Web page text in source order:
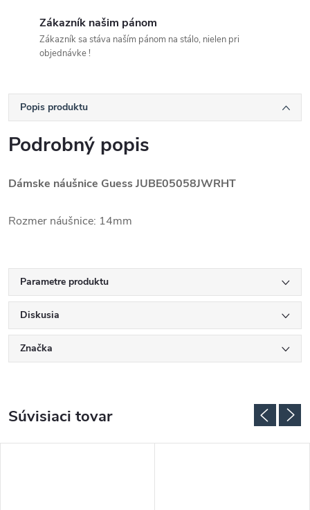
Zákazník našim pánom
Zákazník sa stáva naším pánom na stálo, nielen pri
objednávke !
Popis produktu
Podrobný popis
Dámske náušnice Guess JUBE05058JWRHT
Rozmer náušnice: 14mm
Parametre produktu
Diskusia
Značka
Súvisiaci tovar